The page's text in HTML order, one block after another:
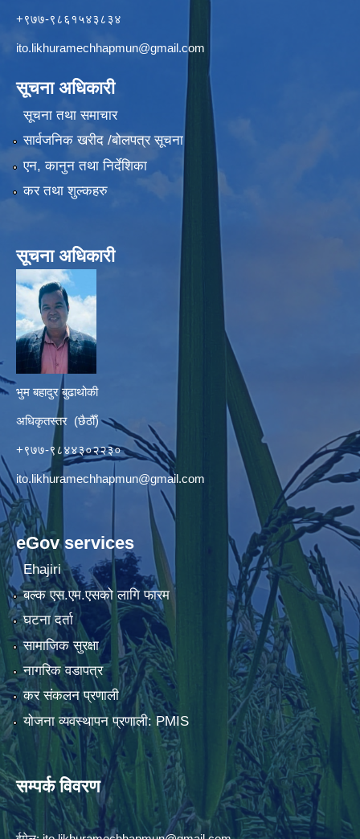
+९७७-९८६१५४३८३४
ito.likhuramechhapmun@gmail.com
सूचना अधिकारी
सूचना तथा समाचार
सार्वजनिक खरीद /बोलपत्र सूचना
एन, कानुन तथा निर्देशिका
कर तथा शुल्कहरु
सूचना अधिकारी
भुम बहादुर बुढाथोकी
अधिकृतस्तर (छैठौँ)
+९७७-९८४४३०२२३०
ito.likhuramechhapmun@gmail.com
eGov services
Ehajiri
बल्क एस.एम.एसको लागि फारम
घटना दर्ता
सामाजिक सुरक्षा
नागरिक वडापत्र
कर संकलन प्रणाली
योजना व्यवस्थापन प्रणाली: PMIS
सम्पर्क विवरण